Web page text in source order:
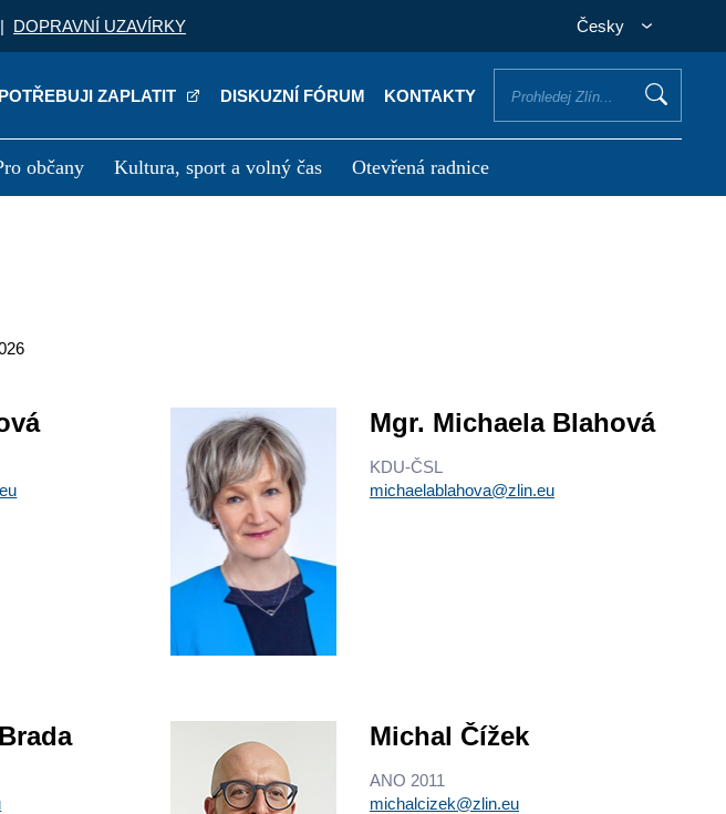
| DOPRAVNÍ UZAVÍRKY Česky
POTŘEBUJI ZAPLATIT DISKUZNÍ FÓRUM KONTAKTY
občany Kultura, sport a volný čas Otevřená radnice
Mgr. Michaela Blahová
KDU-ČSL
michaelablahova@zlin.eu
Michal Čížek
ANO 2011
michalcizek@zlin.eu